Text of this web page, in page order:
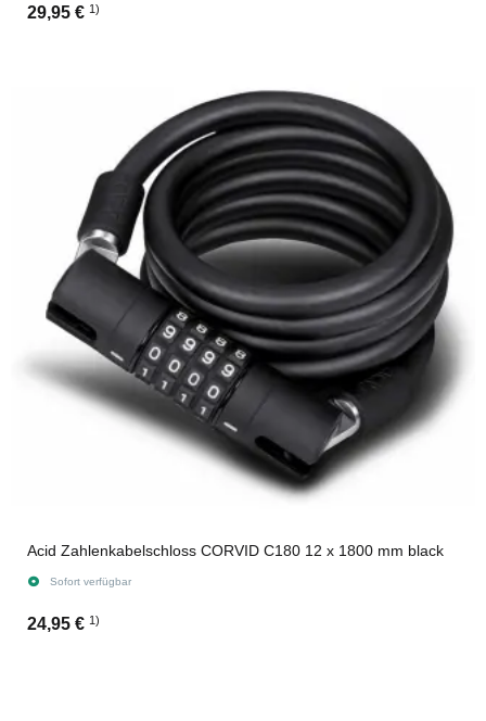
29,95 € 1)
Acid Zahlenkabelschloss CORVID C180 12 x 1800 mm black
Sofort verfügbar
24,95 € 1)